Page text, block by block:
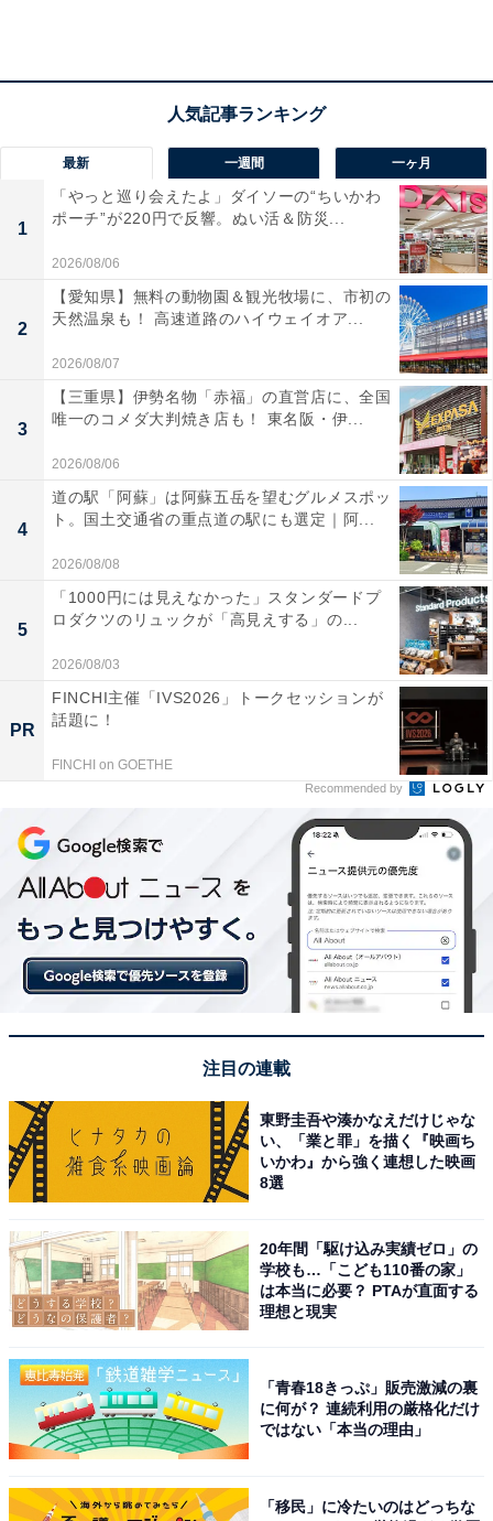
です。筆者は辛さが苦手なのですが、ハリッサのピリ辛
感は、ただただ辛いだけではなくて、なんともコクがあ
る辛さ。クセになってしまいます。
開封すると、辛さが伝わってくるような赤い色が目に飛
び込んできます。筆者は辛すぎるものに触れると皮膚が
痛くなることがあるので、「これ、触っても大丈夫なの
かな〜」と心配になるほどでした。
ピリ辛！（筆者撮影）
実際に食べてみると、サバ自体も美味しいのですが、
「辛っ！」という感想が先にきてしまうのが正直なとこ
ろ。さば自体はやわらかくなっているので、そのままガ
ブリと食べられます。ご飯にかけたり、意外とうどんに
合うような気がしました。そうすれば、辛さも少し落ち
着きそうです。こちらは150g入りで308円（税込）で
す。
最新 一週間 一ヶ月
1
「やっと巡り会えたよ」ダイソーの“ちいかわ
ポーチ”が220円で反響。ぬい活＆防災...
2026/08/06
2
【愛知県】無料の動物園＆観光牧場に、市初の
天然温泉も！ 高速道路のハイウェイオア...
2026/08/07
3
【三重県】伊勢名物「赤福」の直営店に、全国
唯一のコメダ大判焼き店も！ 東名阪・伊...
2026/08/06
4
道の駅「阿蘇」は阿蘇五岳を望むグルメスポッ
ト。国土交通省の重点道の駅にも選定｜阿...
2026/08/08
5
「1000円には見えなかった」スタンダードプ
ロダクツのリュックが「高見えする」の...
2026/08/03
PR
FINCHI主催「IVS2026」トークセッションが
話題に！
FINCHI on GOETHE
Recommended by
注目の連載
東野圭吾や湊かなえだけじゃな
い、「業と罪」を描く『映画ち
いかわ』から強く連想した映画
8選
20年間「駆け込み実績ゼロ」の
学校も…「こども110番の家」
は本当に必要？ PTAが直面する
理想と現実
「青春18きっぷ」販売激減の裏
に何が？ 連続利用の厳格化だけ
ではない「本当の理由」
「移民」に冷たいのはどっちな